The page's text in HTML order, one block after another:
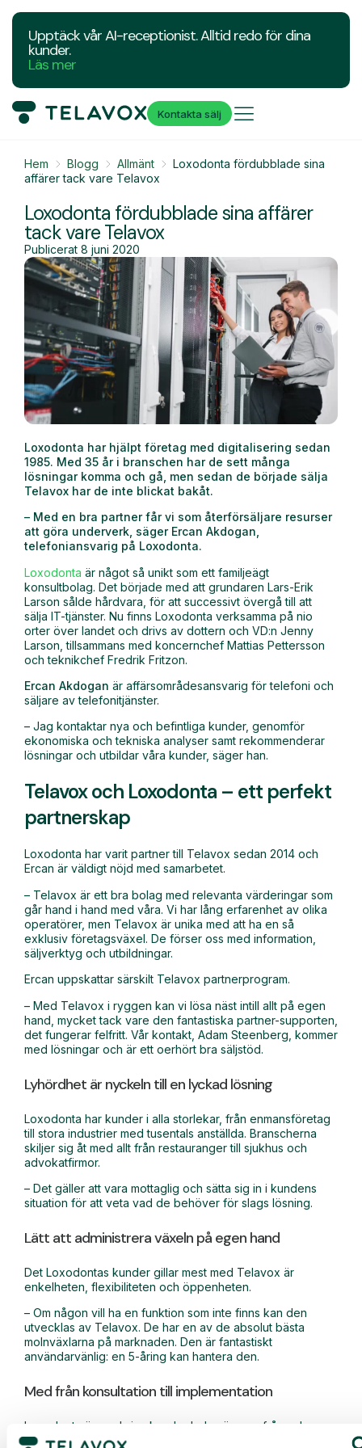
Upptäck vår AI-receptionist. Alltid redo för dina
kunder.
Läs mer
Kontakta sälj
Hem Blogg Allmänt
Loxodonta fördubblade sina
affärer tack vare Telavox
Loxodonta fördubblade sina affärer
tack vare Telavox
Publicerat 8 juni 2020
Loxodonta har hjälpt företag med digitalisering sedan
1985. Med 35 år i branschen har de sett många
lösningar komma och gå, men sedan de började sälja
Telavox har de inte blickat bakåt.
– Med en bra partner får vi som återförsäljare resurser
att göra underverk, säger Ercan Akdogan,
telefoniansvarig på Loxodonta.
Loxodonta är något så unikt som ett familjeägt
konsultbolag. Det började med att grundaren Lars-Erik
Larson sålde hårdvara, för att successivt övergå till att
sälja IT-tjänster. Nu finns Loxodonta verksamma på nio
orter över landet och drivs av dottern och VD:n Jenny
Larson, tillsammans med koncernchef Mattias Pettersson
och teknikchef Fredrik Fritzon.
Ercan Akdogan är affärsområdesansvarig för telefoni och
säljare av telefonitjänster.
– Jag kontaktar nya och befintliga kunder, genomför
ekonomiska och tekniska analyser samt rekommenderar
lösningar och utbildar våra kunder, säger han.
Telavox och Loxodonta – ett perfekt
partnerskap
Loxodonta har varit partner till Telavox sedan 2014 och
Ercan är väldigt nöjd med samarbetet.
– Telavox är ett bra bolag med relevanta värderingar som
går hand i hand med våra. Vi har lång erfarenhet av olika
operatörer, men Telavox är unika med att ha en så
exklusiv företagsväxel. De förser oss med information,
säljverktyg och utbildningar.
Ercan uppskattar särskilt Telavox partnerprogram.
– Med Telavox i ryggen kan vi lösa näst intill allt på egen
hand, mycket tack vare den fantastiska partner-supporten,
det fungerar felfritt. Vår kontakt, Adam Steenberg, kommer
med lösningar och är ett oerhört bra säljstöd.
Lyhördhet är nyckeln till en lyckad lösning
Loxodonta har kunder i alla storlekar, från enmansföretag
till stora industrier med tusentals anställda. Branscherna
skiljer sig åt med allt från restauranger till sjukhus och
advokatfirmor.
– Det gäller att vara mottaglig och sätta sig in i kundens
situation för att veta vad de behöver för slags lösning.
Lätt att administrera växeln på egen hand
Det Loxodontas kunder gillar mest med Telavox är
enkelheten, flexibiliteten och öppenheten.
– Om någon vill ha en funktion som inte finns kan den
utvecklas av Telavox. De har en av de absolut bästa
molnväxlarna på marknaden. Den är fantastiskt
användarvänlig: en 5-åring kan hantera den.
Med från konsultation till implementation
Loxodonta är med sina kunder hela vägen – från val av
lösning till support. Installationen är ett viktigt steg.